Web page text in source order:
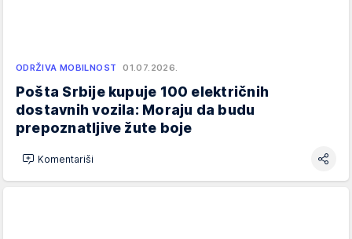
ODRŽIVA MOBILNOST 01.07.2026.
Pošta Srbije kupuje 100 električnih
dostavnih vozila: Moraju da budu
prepoznatljive žute boje
Komentariši